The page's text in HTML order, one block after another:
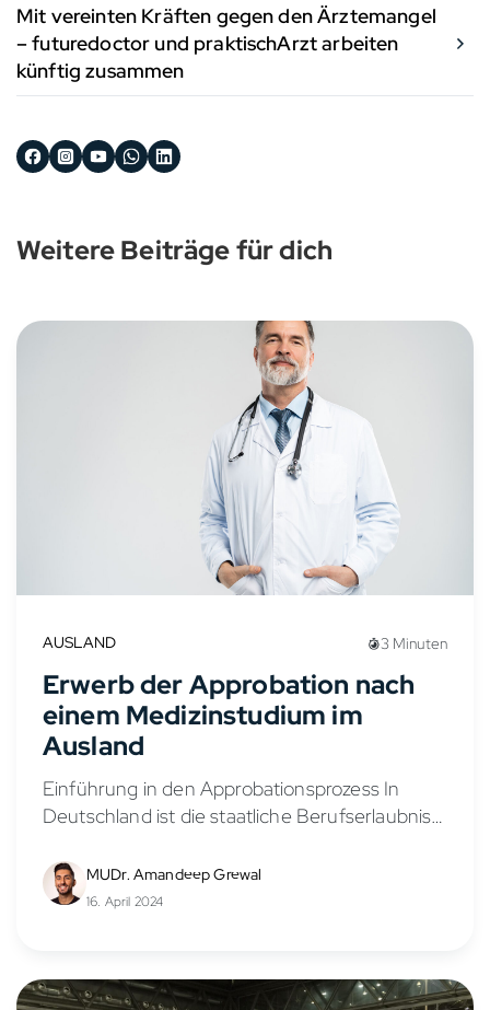
Mit vereinten Kräften gegen den Ärztemangel
– futuredoctor und praktischArzt arbeiten
künftig zusammen
Weitere Beiträge für dich
AUSLAND 3 Minuten
Erwerb der Approbation nach
einem Medizinstudium im
Ausland
Einführung in den Approbationsprozess In
Deutschland ist die staatliche Berufserlaubnis,
Arzt tätig zu sein. Dieser Artikel klärt über die
genaue Bedeutung der Approbation auf...
MUDr. Amandeep Grewal
16. April 2024